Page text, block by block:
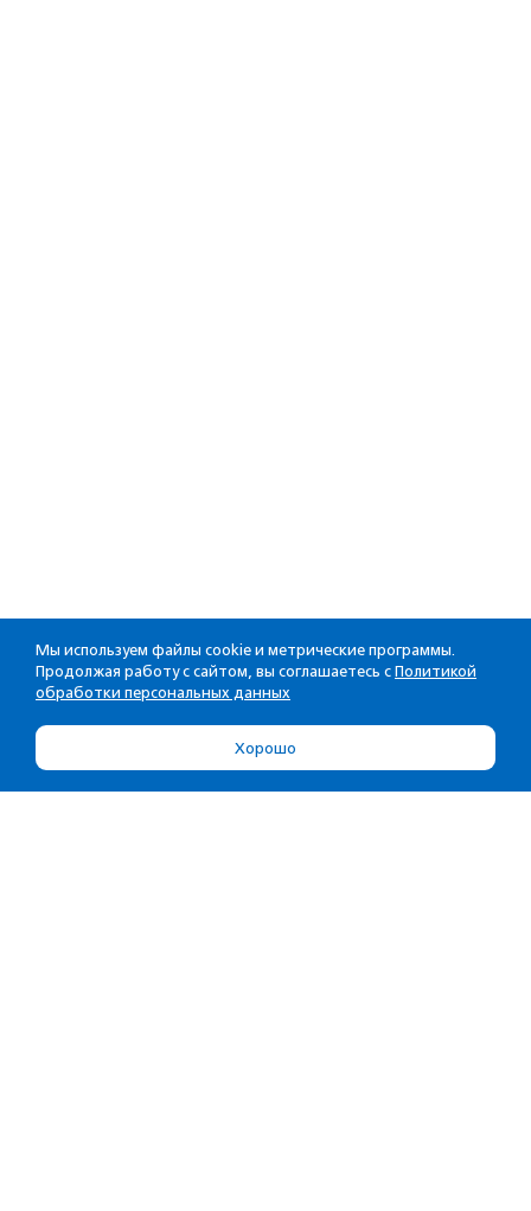
Мы используем файлы cookie и метрические программы.
Продолжая работу с сайтом, вы соглашаетесь с Политикой
обработки персональных данных
Хорошо